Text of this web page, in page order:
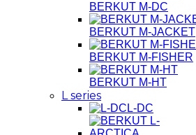
BERKUT M-DC
BERKUT M-JACKET
BERKUT M-FISHER
BERKUT M-HT
L series
L-DC